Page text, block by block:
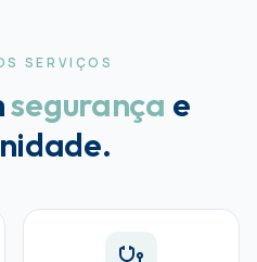
SERVIÇOS
segurança e